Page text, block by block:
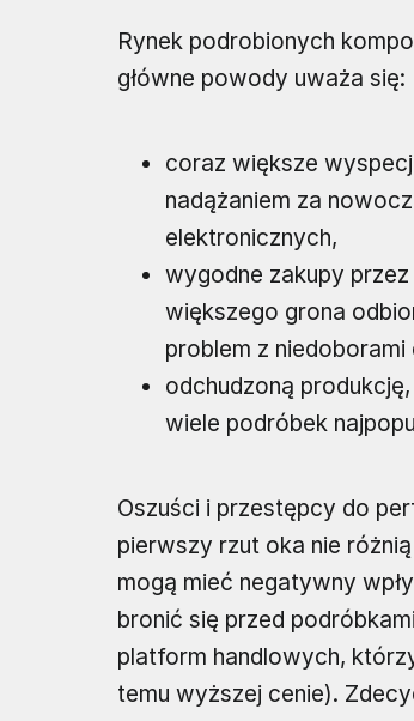
Rynek podrobionych
główne powody uważa się:
coraz większe
nadążaniem za
elektronicznych,
wygodne zakupy
większego grona
problem z
odchudzoną
wiele podróbek
Oszuści i przestępcy do
pierwszy rzut oka nie
mogą mieć negatywny
bronić się przed
platform handlowych,
temu wyższej cenie).